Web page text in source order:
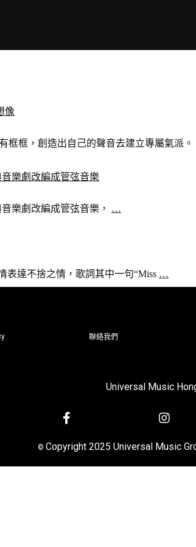
像
框框，創造出自己的聲音去建立專屬氣派
音樂劇改編成管弦音樂
音樂劇改編成管弦音樂， …
表達不捨之情，歌詞其中一句“Miss …
聯絡我們
Universal Music
© Copyright 2025 Universal Music